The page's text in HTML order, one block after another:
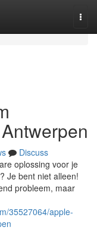
Discuss
oplossing voor je
Je bent niet alleen!
probleem, maar
35527064/apple-